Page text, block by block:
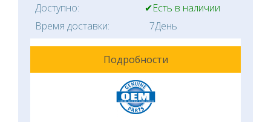
Доступно:
✔Есть в наличии
Время доставки:
7День
Подробности